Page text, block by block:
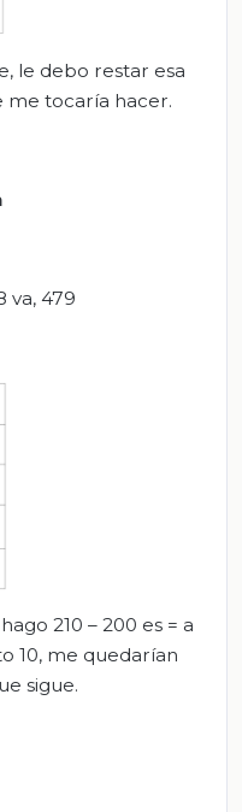
le debo restar esa
me tocaría hacer.
va, 479
210 – 200 es = a
10, me quedarían
sigue.